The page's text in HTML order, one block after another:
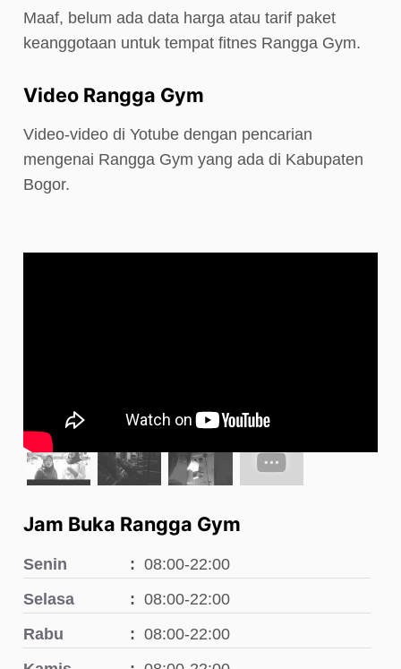
Maaf, belum ada data harga atau tarif paket
keanggotaan untuk tempat fitnes Rangga Gym.
Video Rangga Gym
Video-video di Yotube dengan pencarian
mengenai Rangga Gym yang ada di Kabupaten
Bogor.
Jam Buka Rangga Gym
Senin
08:00-22:00
Selasa
08:00-22:00
Rabu
08:00-22:00